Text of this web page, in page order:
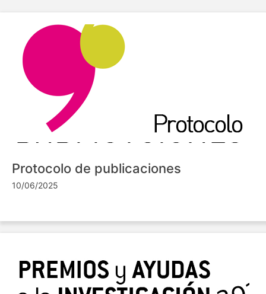
Protocolo de publicaciones
10/06/2025